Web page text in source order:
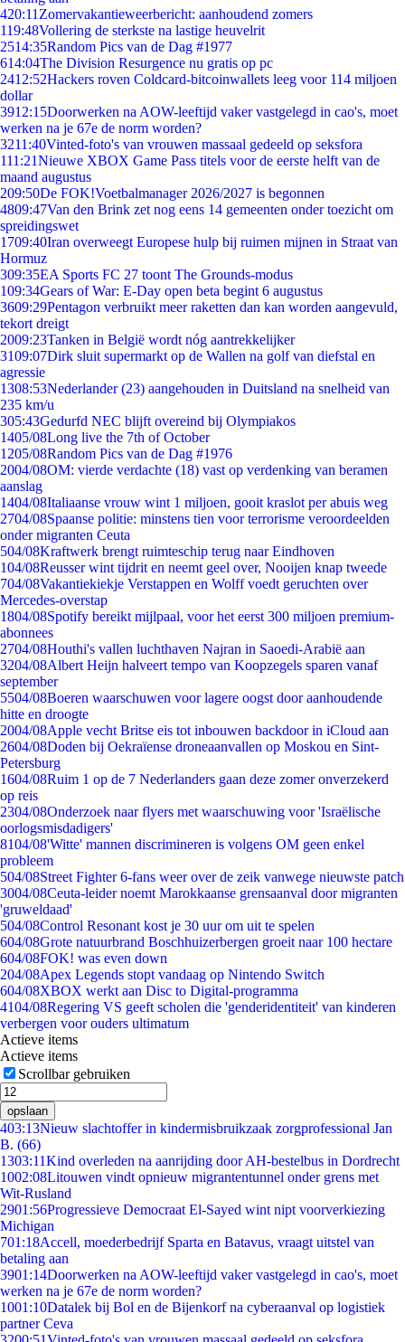
420:11 Zomervakantieweerbericht: aanhoudend zomers
119:48Vollering de sterkste na lastige heuvelrit
2514:35Random Pics van de Dag #1977
614:04The Division Resurgence nu gratis op pc
2412:52Hackers roven Coldcard-bitcoinwallets leeg voor 114 miljoen
dollar
3912:15Doorwerken na AOW-leeftijd vaker vastgelegd in cao's, moet
werken na je 67e de norm worden?
3211:40Vinted-foto's van vrouwen massaal gedeeld op seksfora
111:21Nieuwe XBOX Game Pass titels voor de eerste helft van de
maand augustus
209:50De FOK!Voetbalmanager 2026/2027 is begonnen
4809:47Van den Brink zet nog eens 14 gemeenten onder toezicht om
spreidingswet
1709:40Iran overweegt Europese hulp bij ruimen mijnen in Straat van
Hormuz
309:35EA Sports FC 27 toont The Grounds-modus
109:34Gears of War: E-Day open beta begint 6 augustus
3609:29Pentagon verbruikt meer raketten dan kan worden aangevuld,
tekort dreigt
2009:23Tanken in België wordt nóg aantrekkelijker
3109:07Dirk sluit supermarkt op de Wallen na golf van diefstal en
agressie
1308:53Nederlander (23) aangehouden in Duitsland na snelheid van
235 km/u
305:43Gedurfd NEC blijft overeind bij Olympiakos
1405/08Long live the 7th of October
1205/08Random Pics van de Dag #1976
2004/08OM: vierde verdachte (18) vast op verdenking van beramen
aanslag
1404/08Italiaanse vrouw wint 1 miljoen, gooit kraslot per abuis weg
2704/08Spaanse politie: minstens tien voor terrorisme veroordeelden
onder migranten Ceuta
504/08Kraftwerk brengt ruimteschip terug naar Eindhoven
104/08Reusser wint tijdrit en neemt geel over, Nooijen knap tweede
704/08Vakantiekiekje Verstappen en Wolff voedt geruchten over
Mercedes-overstap
1804/08Spotify bereikt mijlpaal, voor het eerst 300 miljoen premium-
abonnees
2704/08Houthi's vallen luchthaven Najran in Saoedi-Arabië aan
3204/08Albert Heijn halveert tempo van Koopzegels sparen vanaf
september
5504/08Boeren waarschuwen voor lagere oogst door aanhoudende
hitte en droogte
2004/08Apple vecht Britse eis tot inbouwen backdoor in iCloud aan
2604/08Doden bij Oekraïense droneaanvallen op Moskou en Sint-
Petersburg
1604/08Ruim 1 op de 7 Nederlanders gaan deze zomer onverzekerd
op reis
2304/08Onderzoek naar flyers met waarschuwing voor 'Israëlische
oorlogsmisdadigers'
8104/08'Witte' mannen discrimineren is volgens OM geen enkel
probleem
504/08Street Fighter 6-fans weer over de zeik vanwege nieuwste patch
3004/08Ceuta-leider noemt Marokkaanse grensaanval door migranten
'gruweldaad'
504/08Control Resonant kost je 30 uur om uit te spelen
604/08Grote natuurbrand Boschhuizerbergen groeit naar 100 hectare
604/08FOK! was even down
204/08Apex Legends stopt vandaag op Nintendo Switch
604/08XBOX werkt aan Disc to Digital-programma
4104/08Regering VS geeft scholen die 'genderidentiteit' van kinderen
verbergen voor ouders ultimatum
Actieve items
Actieve items
Scrollbar gebruiken
opslaan
403:13Nieuw slachtoffer in kindermisbruikzaak zorgprofessional Jan
B. (66)
1303:11Kind overleden na aanrijding door AH-bestelbus in Dordrecht
1002:08Litouwen vindt opnieuw migrantentunnel onder grens met
Wit-Rusland
2901:56Progressieve Democraat El-Sayed wint nipt voorverkiezing
Michigan
701:18Accell, moederbedrijf Sparta en Batavus, vraagt uitstel van
betaling aan
3901:14Doorwerken na AOW-leeftijd vaker vastgelegd in cao's, moet
werken na je 67e de norm worden?
1001:10Datalek bij Bol en de Bijenkorf na cyberaanval op logistiek
partner Ceva